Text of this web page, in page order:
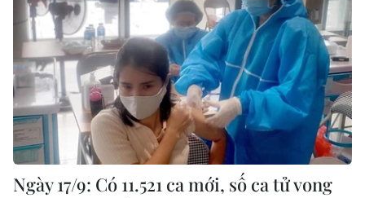
Ngày 17/9: Có 11.521 ca mới, số ca tử vong